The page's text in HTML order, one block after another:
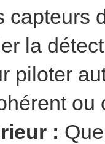
capteurs
la
piloter
ou
: